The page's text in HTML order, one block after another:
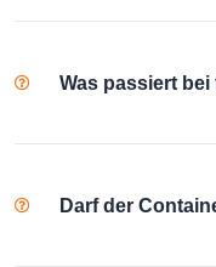
Was passiert
Darf der